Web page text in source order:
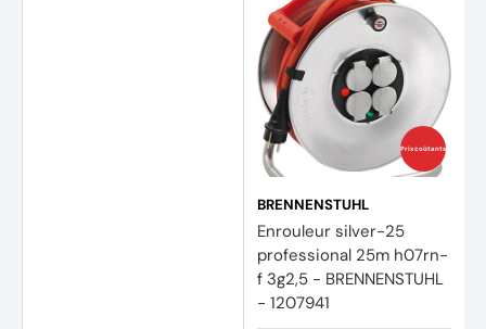
Prix coûtants
BRENNENSTUHL
Enrouleur silver-25
professional 25m h07rn-
f 3g2,5 - BRENNENSTUHL
- 1207941